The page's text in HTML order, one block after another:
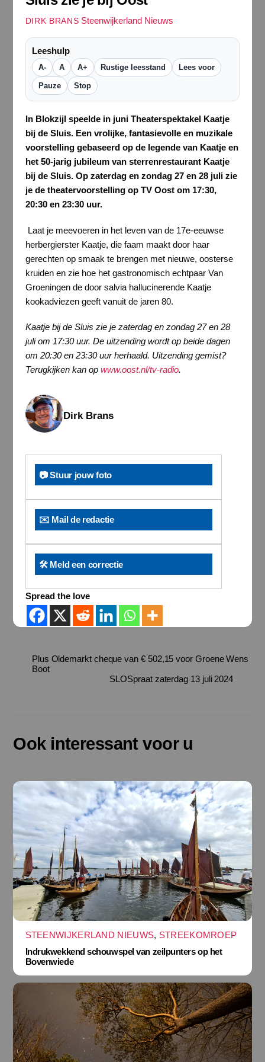
DIRK BRANS Steenwijkerland Nieuws
Leeshulp
A- A A+ Rustige leesstand Lees voor
Pauze Stop
In Blokzijl speelde in juni Theaterspektakel Kaatje
bij de Sluis. Een vrolijke, fantasievolle en muzikale
voorstelling gebaseerd op de legende van Kaatje en
het 50-jarig jubileum van sterrenrestaurant Kaatje
bij de Sluis. Op zaterdag en zondag 27 en 28 juli zie
je de theatervoorstelling op TV Oost om 17:30,
20:30 en 23:30 uur.
Laat je meevoeren in het leven van de 17e-eeuwse
herbergierster Kaatje, die faam maakt door haar
gerechten op smaak te brengen met nieuwe, oosterse
kruiden en zie hoe het gastronomisch echtpaar Van
Groeningen de door salvia hallucinerende Kaatje
kookadviezen geeft vanuit de jaren 80.
Kaatje bij de Sluis zie je zaterdag en zondag 27 en 28
juli om 17:30 uur. De uitzending wordt op beide dagen
om 20:30 en 23:30 uur herhaald. Uitzending gemist?
Terugkijken kan op www.oost.nl/tv-radio.
Dirk Brans
📷 Stuur jouw foto
✉️ Mail de redactie
🛠️ Meld een correctie
Spread the love
Plus Oldemarkt cheque van € 502,15 voor Groene Wens
Boot
SLOSpraat zaterdag 13 juli 2024
Ook interessant voor u
STEENWIJKERLAND NIEUWS, STREEKOMROEP
Indrukwekkend schouwspel van zeilpunters op het
Bovenwiede